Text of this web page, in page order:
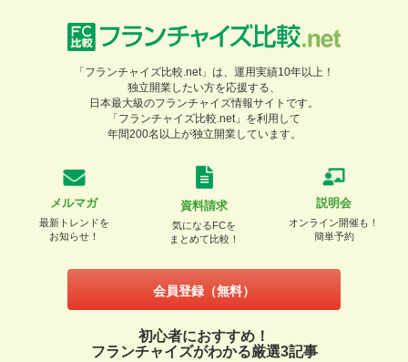
「フランチャイズ比較.net」は、運用実績10年以上！
独立開業したい方を応援する、
日本最大級のフランチャイズ情報サイトです。
「フランチャイズ比較.net」を利用して
年間200名以上が独立開業しています。
メルマガ
最新トレンドを
お知らせ！
資料請求
気になるFCを
まとめて比較！
説明会
オンライン開催も！
簡単予約
会員登録（無料）
初心者におすすめ！
フランチャイズがわかる厳選3記事